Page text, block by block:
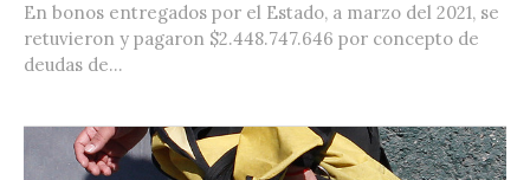
En bonos entregados por el Estado, a marzo del 2021, se
retuvieron y pagaron $2.448.747.646 por concepto de
deudas de...